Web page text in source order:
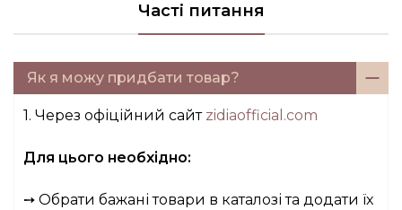
Часті питання
Як я можу придбати товар?
1. Через офіційний сайт zidiaofficial.com
Для цього необхідно:
➙ Обрати бажані товари в каталозі та додати їх